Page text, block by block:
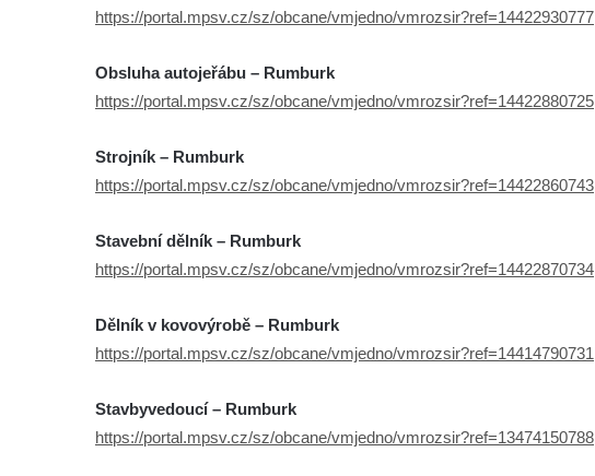
https://portal.mpsv.cz/sz/obcane/vmjedno/vmrozsir?ref=14422930777
Obsluha autojeřábu – Rumburk
https://portal.mpsv.cz/sz/obcane/vmjedno/vmrozsir?ref=14422880725
Strojník – Rumburk
https://portal.mpsv.cz/sz/obcane/vmjedno/vmrozsir?ref=14422860743
Stavební dělník – Rumburk
https://portal.mpsv.cz/sz/obcane/vmjedno/vmrozsir?ref=14422870734
Dělník v kovovýrobě – Rumburk
https://portal.mpsv.cz/sz/obcane/vmjedno/vmrozsir?ref=14414790731
Stavbyvedoucí – Rumburk
https://portal.mpsv.cz/sz/obcane/vmjedno/vmrozsir?ref=13474150788